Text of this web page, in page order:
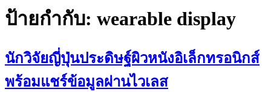
ป้ายกำกับ: wearable display
นักวิจัยญี่ปุ่นประดิษฐ์ผิวหนังอิเล็กทรอนิกส์
พร้อมแชร์ข้อมูลผ่านไวเลส